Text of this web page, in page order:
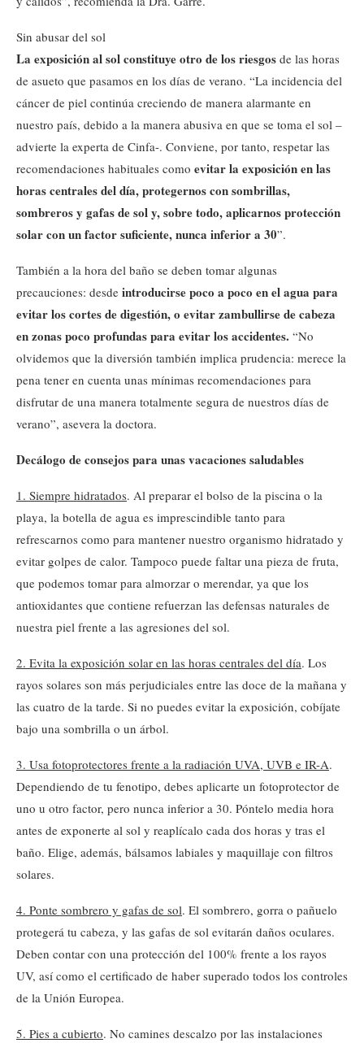
Sin abusar del sol
La exposición al sol constituye otro de los riesgos de las horas
de asueto que pasamos en los días de verano. “La incidencia del
cáncer de piel continúa creciendo de manera alarmante en
nuestro país, debido a la manera abusiva en que se toma el sol –
advierte la experta de Cinfa-. Conviene, por tanto, respetar las
recomendaciones habituales como evitar la exposición en las
horas centrales del día, protegernos con sombrillas,
sombreros y gafas de sol y, sobre todo, aplicarnos protección
solar con un factor suficiente, nunca inferior a 30”.
También a la hora del baño se deben tomar algunas
precauciones: desde introducirse poco a poco en el agua para
evitar los cortes de digestión, o evitar zambullirse de cabeza
en zonas poco profundas para evitar los accidentes. “No
olvidemos que la diversión también implica prudencia: merece la
pena tener en cuenta unas mínimas recomendaciones para
disfrutar de una manera totalmente segura de nuestros días de
verano”, asevera la doctora.
Decálogo de consejos para unas vacaciones saludables
1. Siempre hidratados. Al preparar el bolso de la piscina o la
playa, la botella de agua es imprescindible tanto para
refrescarnos como para mantener nuestro organismo hidratado y
evitar golpes de calor. Tampoco puede faltar una pieza de fruta,
que podemos tomar para almorzar o merendar, ya que los
antioxidantes que contiene refuerzan las defensas naturales de
nuestra piel frente a las agresiones del sol.
2. Evita la exposición solar en las horas centrales del día. Los
rayos solares son más perjudiciales entre las doce de la mañana y
las cuatro de la tarde. Si no puedes evitar la exposición, cobíjate
bajo una sombrilla o un árbol.
3. Usa fotoprotectores frente a la radiación UVA, UVB e IR-A.
Dependiendo de tu fenotipo, debes aplicarte un fotoprotector de
uno u otro factor, pero nunca inferior a 30. Póntelo media hora
antes de exponerte al sol y reaplícalo cada dos horas y tras el
baño. Elige, además, bálsamos labiales y maquillaje con filtros
solares.
4. Ponte sombrero y gafas de sol. El sombrero, gorra o pañuelo
protegerá tu cabeza, y las gafas de sol evitarán daños oculares.
Deben contar con una protección del 100% frente a los rayos
UV, así como el certificado de haber superado todos los controles
de la Unión Europea.
5. Pies a cubierto. No camines descalzo por las instalaciones